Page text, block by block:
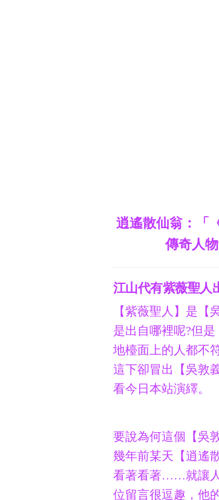
逍遙散仙翁：「
傳奇人
江山代有紫薇聖人
【紫薇聖人】是【
是出自哪裡呢?但
地檯面上的人都不
這下卻冒出【吳敦
看今日本站演繹。
要說為何這個【吳
幾年前某天【逍遙
看著看著……就讓人
位留言很逗趣，他